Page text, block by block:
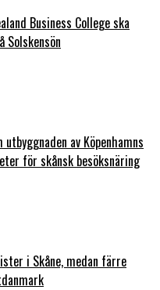
Business College ska
av Köpenhamns
för skånsk besöksnäring
i Skåne, medan färre